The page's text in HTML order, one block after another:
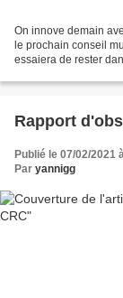
On innove demain
le prochain conseil
essaiera de rester
Rapport
Publié le 07/02/2021
Par yannigg